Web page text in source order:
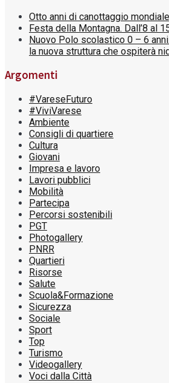
Otto anni di canottaggio
Festa della Montagna. Dall’8 al
Nuovo Polo scolastico 0 – 6
la nuova struttura che ospiterà
Argomenti
#VareseFuturo
#ViviVarese
Ambiente
Consigli di quartiere
Cultura
Giovani
Impresa e lavoro
Lavori pubblici
Mobilità
Partecipa
Percorsi sostenibili
PGT
Photogallery
PNRR
Quartieri
Risorse
Salute
Scuola&Formazione
Sicurezza
Sociale
Sport
Top
Turismo
Videogallery
Voci dalla Città